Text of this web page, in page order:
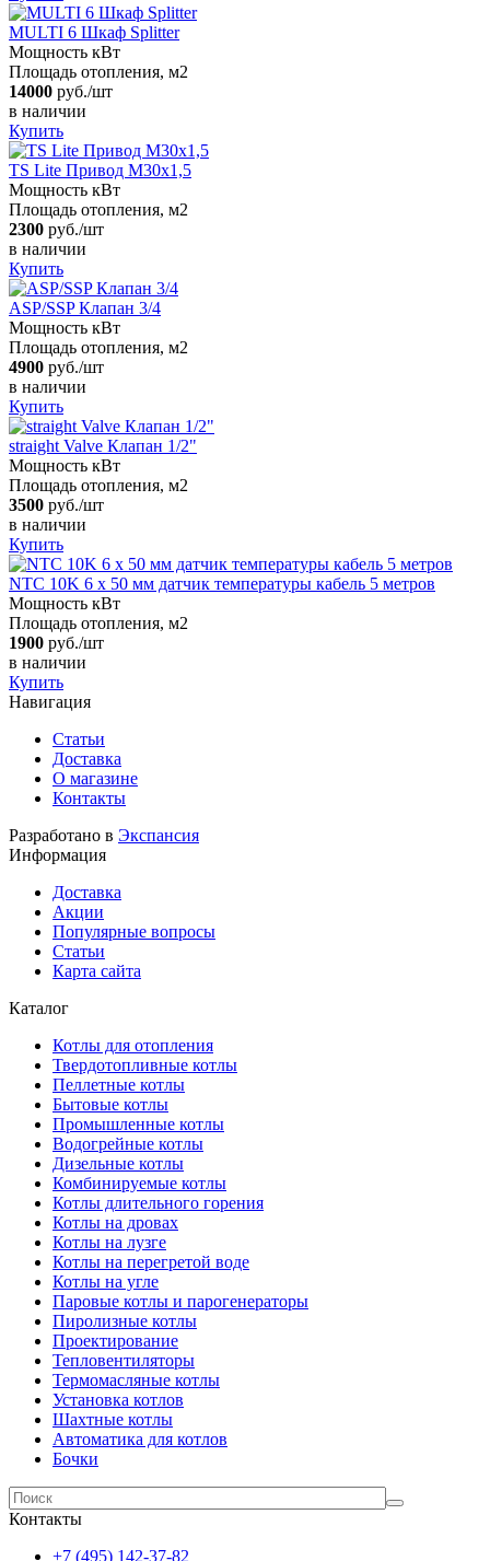
MULTI 6 Шкаф Splitter
Мощность кВт
Площадь отопления, м2
14000 руб./шт
в наличии
Купить
TS Lite Привод M30x1,5
Мощность кВт
Площадь отопления, м2
2300 руб./шт
в наличии
Купить
ASP/SSP Клапан 3/4
Мощность кВт
Площадь отопления, м2
4900 руб./шт
в наличии
Купить
straight Valve Клапан 1/2"
Мощность кВт
Площадь отопления, м2
3500 руб./шт
в наличии
Купить
NTC 10K 6 х 50 мм датчик температуры кабель 5 метров
Мощность кВт
Площадь отопления, м2
1900 руб./шт
в наличии
Купить
Навигация
Статьи
Доставка
О магазине
Контакты
Разработано в Экспансия
Информация
Доставка
Акции
Популярные вопросы
Статьи
Карта сайта
Каталог
Котлы для отопления
Твердотопливные котлы
Пеллетные котлы
Бытовые котлы
Промышленные котлы
Водогрейные котлы
Дизельные котлы
Комбинируемые котлы
Котлы длительного горения
Котлы на дровах
Котлы на лузге
Котлы на перегретой воде
Котлы на угле
Паровые котлы и парогенераторы
Пиролизные котлы
Проектирование
Тепловентиляторы
Термомасляные котлы
Установка котлов
Шахтные котлы
Автоматика для котлов
Бочки
Контакты
+7 (495) 142-37-82